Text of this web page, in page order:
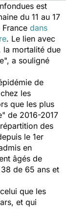
est
du 11 au 17
France dans
. Le lien avec
la mortalité due
a souligné
de
les
que les plus
de 2016-2017
des
le 1er
en
âgés de
de 65 ans et
que les
et qui